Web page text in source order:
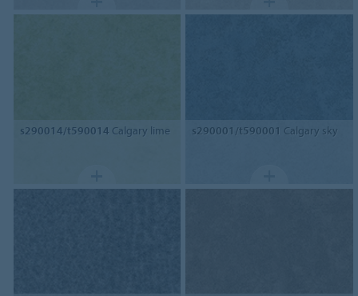
s290014/t590014 Calgary lime s290001/t590001 Calgary sky